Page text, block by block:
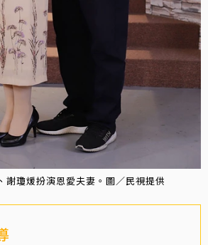
謝瓊煖扮演恩愛夫妻。圖／民視提供